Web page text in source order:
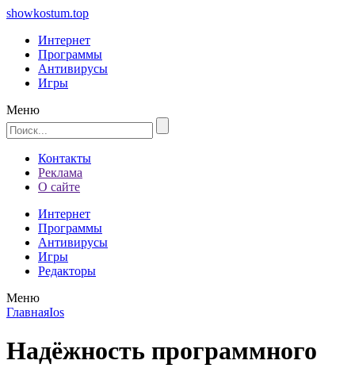
showkostum.top
Интернет
Программы
Антивирусы
Игры
Меню
Контакты
Реклама
О сайте
Интернет
Программы
Антивирусы
Игры
Редакторы
Меню
ГлавнаяIos
Надёжность программного